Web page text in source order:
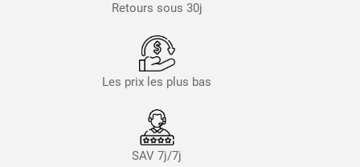
Retours sous 30j
Les prix les plus bas
SAV 7j/7j